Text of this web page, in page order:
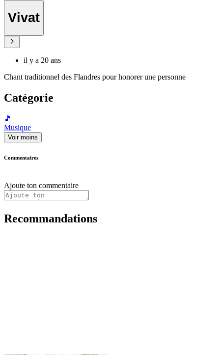
Vivat
il y a 20 ans
Chant traditionnel des Flandres pour honorer une personne
Catégorie
🎵
Musique
Voir moins
Commentaires
Ajoute ton commentaire
Recommandations